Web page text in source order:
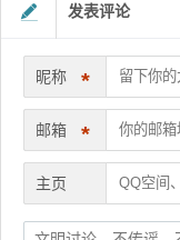
发表评论
昵称 *
邮箱 *
主页